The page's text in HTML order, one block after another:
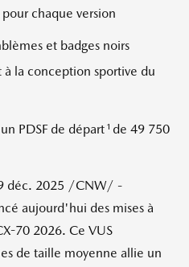
chaque version
et badges noirs
la conception sportive du
PDSF de départ 1 de 49 750
déc. 2025 /CNW/ -
aujourd'hui des mises à
70 2026. Ce VUS
de taille moyenne allie un